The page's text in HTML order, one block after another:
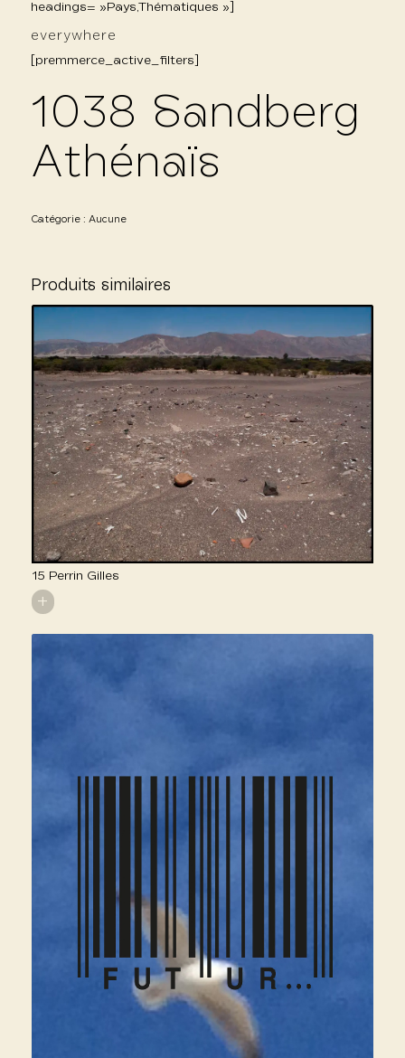
headings= »Pays,Thématiques »]
everywhere
[premmerce_active_filters]
1038 Sandberg
Athénaïs
Catégorie : Aucune
Produits similaires
15 Perrin Gilles
+